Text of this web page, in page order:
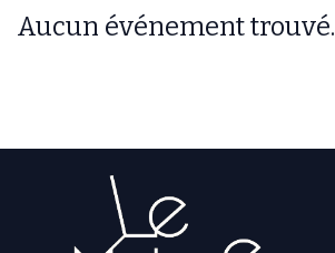
Aucun événement trouvé.